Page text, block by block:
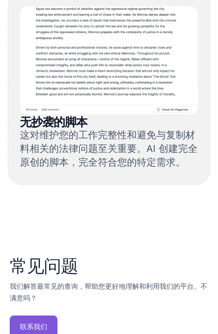
无抄袭的脚本
这对维护您的工作完整性和避免与复制材
料相关的法律问题至关重要。AI 创建完全
原创的脚本，完全符合您的特定需求。
常见问题
我们解答最常见的查询，帮助您更好地理解和利用我们的平台。不
满意吗？
联系我们